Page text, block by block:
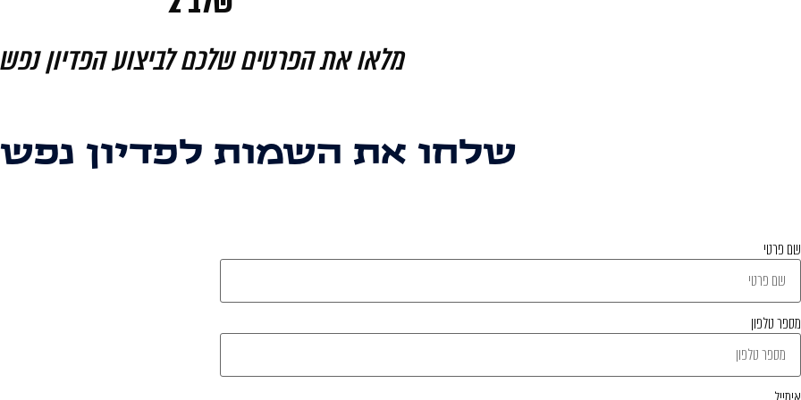
מלאו את הפרטים שלכם לביצוע הפדיון
שלחו את השמות לפדיון נפש
שם פרטי
מספר טלפון